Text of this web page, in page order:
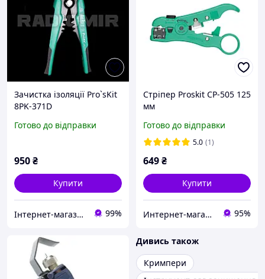
Зачистка ізоляції Pro`sKit
8PK-371D
Готово до відправки
950₴
Купити
Інтернет-магазин "RADIOMIR" 99%
Стріпер Proskit CP-505 125
мм
Готово до відправки
5.0 (1)
649₴
Купити
Интернет-магазин "RADIOMART" 95%
Дивись також
Кримпери